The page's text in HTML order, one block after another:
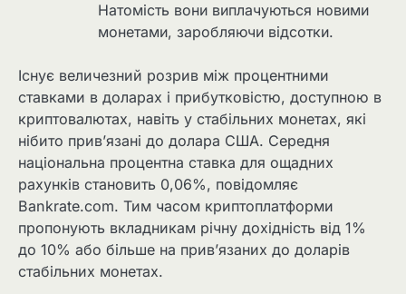
Натомість вони виплачуються новими
монетами, заробляючи відсотки.
Існує величезний розрив між процентними
ставками в доларах і прибутковістю, доступною в
криптовалютах, навіть у стабільних монетах, які
нібито прив’язані до долара США. Середня
національна процентна ставка для ощадних
рахунків становить 0,06%, повідомляє
Bankrate.com. Тим часом криптоплатформи
пропонують вкладникам річну дохідність від 1%
до 10% або більше на прив’язаних до доларів
стабільних монетах.